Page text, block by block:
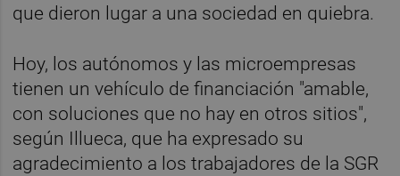
que dieron lugar a una sociedad en quiebra.
Hoy, los autónomos y las microempresas
tienen un vehículo de financiación "amable,
con soluciones que no hay en otros sitios",
según Illueca, que ha expresado su
agradecimiento a los trabajadores de la SGR